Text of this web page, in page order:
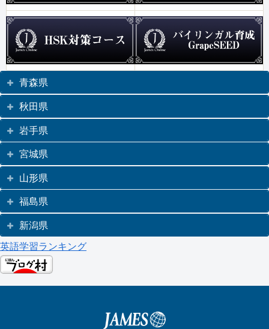
青森県
秋田県
岩手県
宮城県
山形県
福島県
新潟県
英語学習ランキング